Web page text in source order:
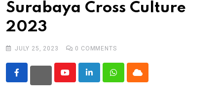
Surabaya Cross Culture
2023
JULY 25, 2023 0 COMMENTS
YoutubeLinkedInWhatsappCloud